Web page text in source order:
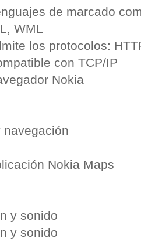
de marcado
WML
los protocolos:
con TCP/IP
Nokia
navegación
Nokia Maps
y sonido
y sonido